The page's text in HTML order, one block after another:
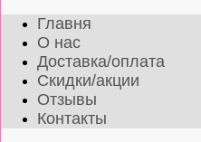
Главня
О нас
Доставка/оплата
Скидки/акции
Отзывы
Контакты